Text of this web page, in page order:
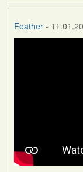
Feather-